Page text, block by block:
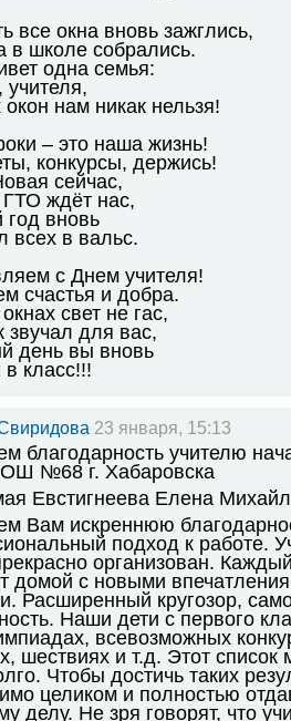
все окна вновь зажглись,
в школе собрались.
одна семья:
учителя,
окон нам никак нельзя!
– это наша жизнь!
конкурсы, держись!
сейчас,
ждёт нас,
вновь
всех в вальс.
с Днем учителя!
счастья и добра.
свет не гас,
звучал для вас,
день вы вновь
класс!!!
23 января, 15:13
благодарность учителю
№68 г. Хабаровска
Евстигнеева Елена
Вам искреннюю
подход к работе.
организован.
домой с новыми
Расширенный кругозор,
Наши дети с первого
всевозможных
шествиях и т.д. Этот
Чтобы достичь таких
целиком и полностью
делу. Не зря говорят, что